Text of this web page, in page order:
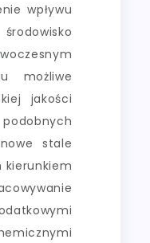
wpływu
możliwe
jakości
stale
kierunkiem